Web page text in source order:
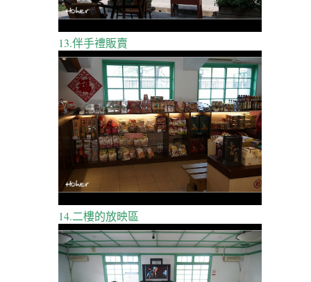
13.伴手禮販賣
14.二樓的放映區